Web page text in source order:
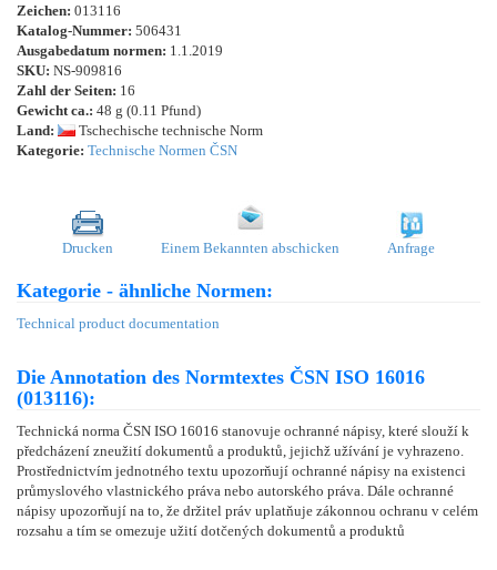
Zeichen: 013116
Katalog-Nummer: 506431
Ausgabedatum normen: 1.1.2019
SKU: NS-909816
Zahl der Seiten: 16
Gewicht ca.: 48 g (0.11 Pfund)
Land:
Tschechische technische Norm
Kategorie: Technische Normen ČSN
Drucken Einem Bekannten abschicken Anfrage
Kategorie - ähnliche Normen:
Technical product documentation
Die Annotation des Normtextes ČSN ISO 16016
(013116):
Technická norma ČSN ISO 16016 stanovuje ochranné nápisy, které slouží k
předcházení zneužití dokumentů a produktů, jejichž užívání je vyhrazeno.
Prostřednictvím jednotného textu upozorňují ochranné nápisy na existenci
průmyslového vlastnického práva nebo autorského práva. Dále ochranné
nápisy upozorňují na to, že držitel práv uplatňuje zákonnou ochranu v celém
rozsahu a tím se omezuje užití dotčených dokumentů a produktů